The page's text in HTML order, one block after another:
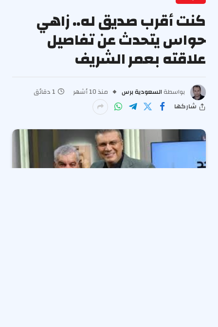
كنت أقرب صديق له.. زاهي
حواس يتحدث عن تفاصيل
علاقته بعمر الشريف
بواسطة السعودية برس منذ 10 أشهر
1 دقائق
شاركها